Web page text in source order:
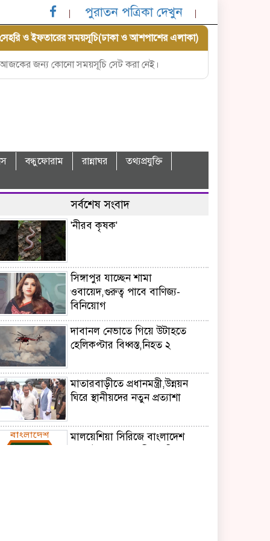
পুরাতন পত্রিকা দেখুন
সেহরি ও ইফতারের সময়সূচি(ঢাকা ও আশপাশের এলাকা)
আজকের জন্য কোনো সময়সূচি সেট করা নেই।
বন্ধুফোরাম রান্নাঘর
তথ্যপ্রযুক্তি
সর্বশেষ সংবাদ
'নীরব কৃষক'
সিঙ্গাপুর যাচ্ছেন শামা
ওবায়েদ,গুরুত্ব পাবে বাণিজ্য-
বিনিয়োগ
দাবানল নেভাতে গিয়ে উটাহতে
হেলিকপ্টার বিধ্বস্ত,নিহত ২
মাতারবাড়ীতে প্রধানমন্ত্রী,উন্নয়ন
ঘিরে স্থানীয়দের নতুন প্রত্যাশা
মালয়েশিয়া সিরিজে বাংলাদেশ